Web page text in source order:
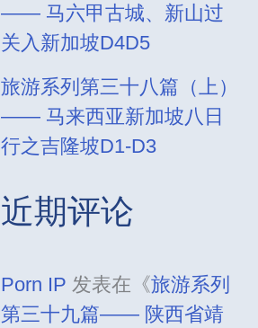
—— 马六甲古城、新山过
关入新加坡D4D5
旅游系列第三十八篇（上）
—— 马来西亚新加坡八日
行之吉隆坡D1-D3
近期评论
Porn IP 发表在《旅游系列
第三十九篇—— 陕西省靖